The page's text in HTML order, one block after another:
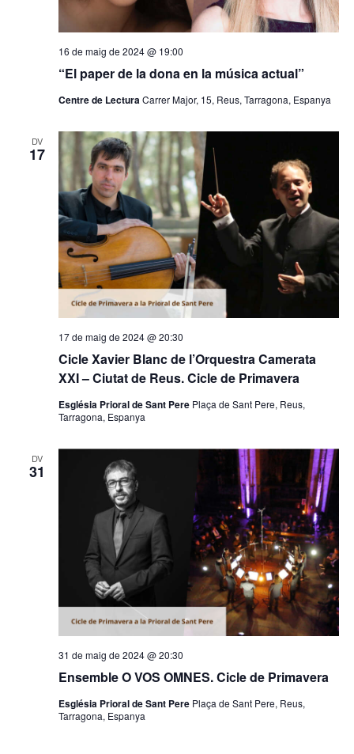
“El paper de la dona en la música actual”
16 de maig de 2024 @ 19:00
Centre de LecturaCarrer Major, 15, Reus, Tarragona, Espanya
DV
17
Cicle Xavier Blanc de l’Orquestra Camerata
XXI – Ciutat de Reus. Cicle de Primavera
17 de maig de 2024 @ 20:30
Església Prioral de Sant Pere Plaça de Sant Pere, Reus,
Tarragona, Espanya
DV
31
Ensemble O VOS OMNES. Cicle de Primavera
31 de maig de 2024 @ 20:30
Església Prioral de Sant Pere Plaça de Sant Pere, Reus,
Tarragona, Espanya